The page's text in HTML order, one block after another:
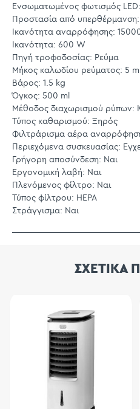
Ενσωματωμένος φωτισμός
Προστασία από
Ικανότητα αναρρόφησης:
Ικανότητα: 600 W
Πηγή τροφοδοσίας: Ρεύμα
Μήκος καλωδίου ρεύματος: 5 m
Βάρος: 1.5 kg
Όγκος: 500 ml
Μέθοδος διαχωρισμού ρύπων:
Τύπος καθαρισμού: Ξηρός
Φιλτράρισμα αέρα
Περιεχόμενα συσκευασίας:
Γρήγορη αποσύνδεση: Ναι
Εργονομική λαβή: Ναι
Πλενόμενος φίλτρο: Ναι
Τύπος φίλτρου: HEPA
Στράγγισμα: Ναι
ΣΧΕΤΙΚΑ